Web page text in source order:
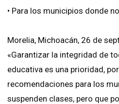
•⁠ ⁠Para los municipios donde
Morelia, Michoacán, 26 de
«Garantizar la integridad de
educativa es una prioridad,
recomendaciones para los
suspenden clases, pero que